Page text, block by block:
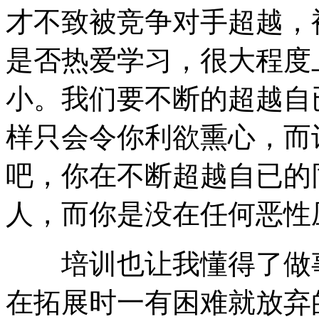
才不致被竞争对手超越
是否热爱学习，很大程
小。我们要不断的超越
样只会令你利欲熏心，
吧，你在不断超越自已
人，而你是没在任何恶
培训也让我懂得了做
在拓展时一有困难就放